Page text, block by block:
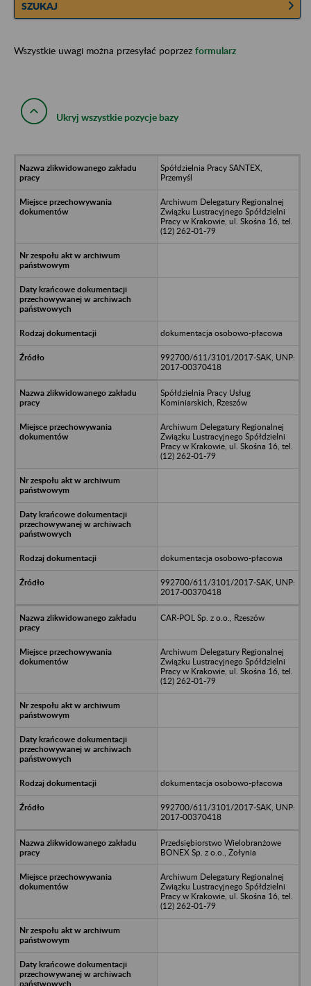
SZUKAJ
Wszystkie uwagi można przesyłać poprzez formularz
Ukryj wszystkie pozycje bazy
Spółdzielnia Pracy SANTEX,
Przemyśl
Archiwum Delegatury Regionalnej
Związku Lustracyjnego Spółdzielni
Pracy w Krakowie, ul. Skośna 16, tel.
(12) 262-01-79
dokumentacja osobowo-płacowa
992700/611/3101/2017-SAK, UNP:
2017-00370418
Spółdzielnia Pracy Usług
Kominiarskich, Rzeszów
Archiwum Delegatury Regionalnej
Związku Lustracyjnego Spółdzielni
Pracy w Krakowie, ul. Skośna 16, tel.
(12) 262-01-79
dokumentacja osobowo-płacowa
992700/611/3101/2017-SAK, UNP:
2017-00370418
CAR-POL Sp. z o.o., Rzeszów
Archiwum Delegatury Regionalnej
Związku Lustracyjnego Spółdzielni
Pracy w Krakowie, ul. Skośna 16, tel.
(12) 262-01-79
dokumentacja osobowo-płacowa
992700/611/3101/2017-SAK, UNP:
2017-00370418
Przedsiębiorstwo Wielobranżowe
BONEX Sp. z o.o., Żołynia
Archiwum Delegatury Regionalnej
Związku Lustracyjnego Spółdzielni
Pracy w Krakowie, ul. Skośna 16, tel.
(12) 262-01-79